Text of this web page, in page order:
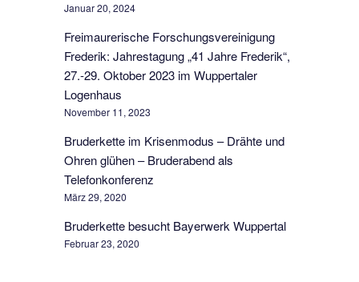
Januar 20, 2024
Freimaurerische Forschungsvereinigung
Frederik: Jahrestagung „41 Jahre Frederik“,
27.-29. Oktober 2023 im Wuppertaler
Logenhaus
November 11, 2023
Bruderkette im Krisenmodus – Drähte und
Ohren glühen – Bruderabend als
Telefonkonferenz
März 29, 2020
Bruderkette besucht Bayerwerk Wuppertal
Februar 23, 2020